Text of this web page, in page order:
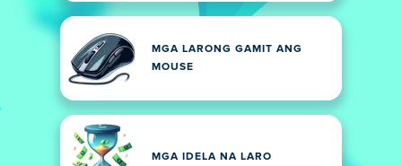
MGA LARONG GAMIT ANG
MOUSE
MGA IDELA NA LARO